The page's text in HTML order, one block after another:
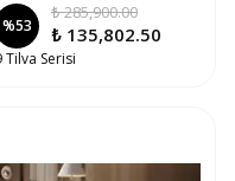
%53
₺ 285,900.00
₺ 135,802.50
Tilva Serisi